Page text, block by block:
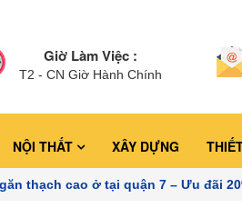
Giờ Làm Việc :
T2 - CN Giờ Hành Chính
NỘI THẤT XÂY DỰNG
thạch cao ở tại quận 7 – Ưu đãi